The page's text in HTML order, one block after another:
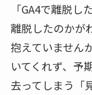
「GA4で離脱
離脱したのかが
抱えていません
いてくれず、予
去ってしまう「